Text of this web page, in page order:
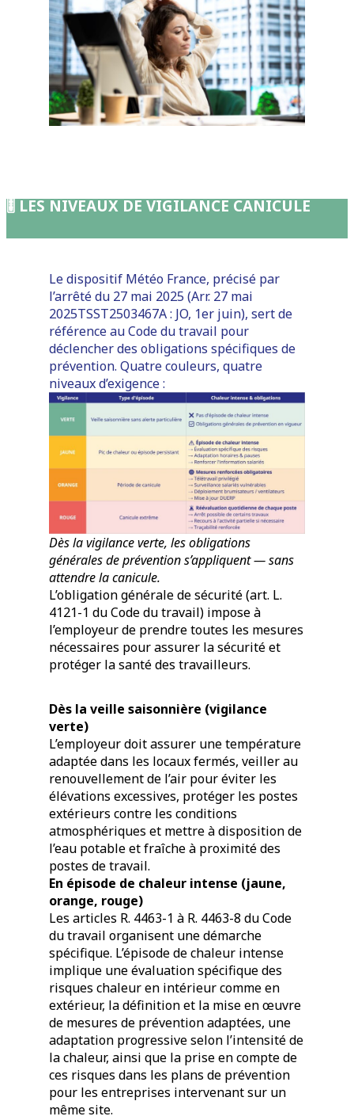
🎚️ LES NIVEAUX DE VIGILANCE CANICULE
Le dispositif Météo France, précisé par
l’arrêté du 27 mai 2025 (Arr. 27 mai
2025TSST2503467A : JO, 1er juin), sert de
référence au Code du travail pour
déclencher des obligations spécifiques de
prévention. Quatre couleurs, quatre
niveaux d’exigence :
Dès la vigilance verte, les obligations
générales de prévention s’appliquent — sans
attendre la canicule.
L’obligation générale de sécurité (art. L.
4121-1 du Code du travail) impose à
l’employeur de prendre toutes les mesures
nécessaires pour assurer la sécurité et
protéger la santé des travailleurs.
Dès la veille saisonnière (vigilance
verte)
L’employeur doit assurer une température
adaptée dans les locaux fermés, veiller au
renouvellement de l’air pour éviter les
élévations excessives, protéger les postes
extérieurs contre les conditions
atmosphériques et mettre à disposition de
l’eau potable et fraîche à proximité des
postes de travail.
En épisode de chaleur intense (jaune,
orange, rouge)
Les articles R. 4463-1 à R. 4463-8 du Code
du travail organisent une démarche
spécifique. L’épisode de chaleur intense
implique une évaluation spécifique des
risques chaleur en intérieur comme en
extérieur, la définition et la mise en œuvre
de mesures de prévention adaptées, une
adaptation progressive selon l’intensité de
la chaleur, ainsi que la prise en compte de
ces risques dans les plans de prévention
pour les entreprises intervenant sur un
même site.